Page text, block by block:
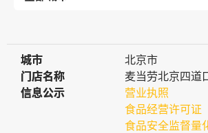
城市
城市
北京市
门店名称
门店名称
麦当劳北京四道
信息公示
信息公示
营业执照
食品经营许可证
食品安全监督量